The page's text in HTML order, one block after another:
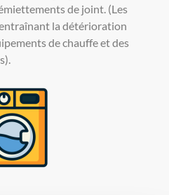
de joint. (Les
la détérioration
de chauffe et des